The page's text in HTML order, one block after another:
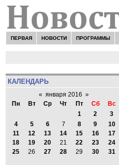
ПЕРВАЯ НОВОСТИ ПРОГРАММЫ
КАЛЕНДАРЬ
« января 2016 »
Пн
Вт Ср Чт Пт Сб
Вс
1
2
3
4
5 6 7 8 9
10
11
12 13 14 15 16
17
18
19 20 21 22 23
24
25
26 27 28 29 30 31